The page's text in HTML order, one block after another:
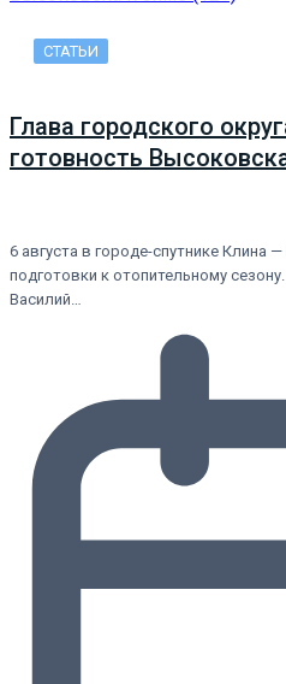
СТАТЬИ
Глава городского
готовность
6 августа в городе-спутнике Клина
подготовки к отопительному
Василий…